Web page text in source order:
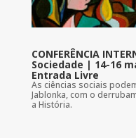
CONFERÊNCIA
Sociedade | 14-16
Entrada Livre
As ciências sociais
Jablonka, com o
a História.